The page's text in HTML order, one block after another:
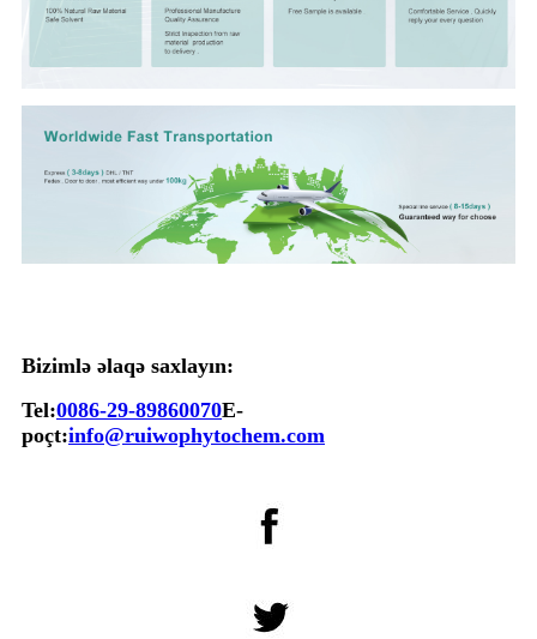
Bizimlə əlaqə saxlayın:
Tel:0086-29-89860070E-
poçt:info@ruiwophytochem.com